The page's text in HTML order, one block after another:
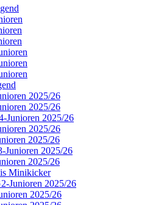
2025/26
2025/26
Junioren 2025/26
2025/26
2025/26
Junioren 2025/26
2025/26
Minikicker
Junioren 2025/26
2025/26